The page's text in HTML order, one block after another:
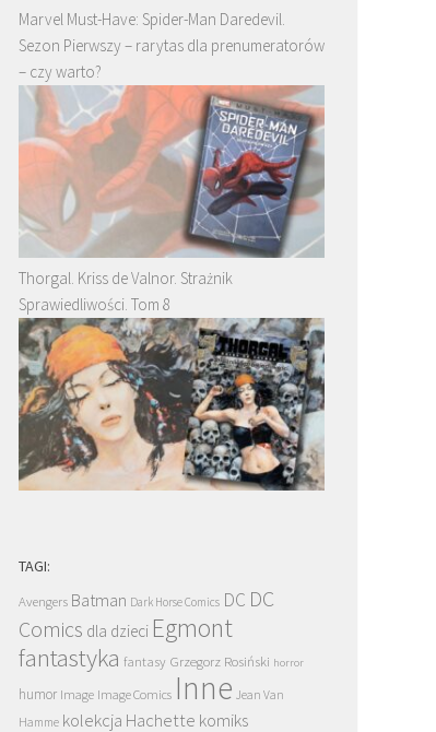
Marvel Must-Have: Spider-Man Daredevil.
Sezon Pierwszy – rarytas dla prenumeratorów
– czy warto?
Thorgal. Kriss de Valnor. Strażnik
Sprawiedliwości. Tom 8
TAGI:
Avengers Batman Dark Horse Comics DC DC
Comics dla dzieci Egmont
fantastyka fantasy Grzegorz Rosiński horror
humor Image Image Comics Inne Jean Van
Hamme kolekcja Hachette komiks